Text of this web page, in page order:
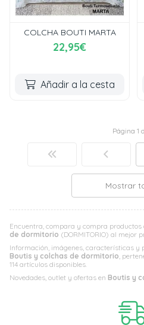
Encuentra, compara y compra productos
de dormitorio (DORMITORIO) al mejor
Información, imágenes, características y
Boutis y colchas de dormitorio,
114 artículos disponibles.
Novedades, outlet y ofertas en Boutis y
COLCHA BOUTI MARTA
22,95€
Añadir a la cesta
Página 1
Mostrar